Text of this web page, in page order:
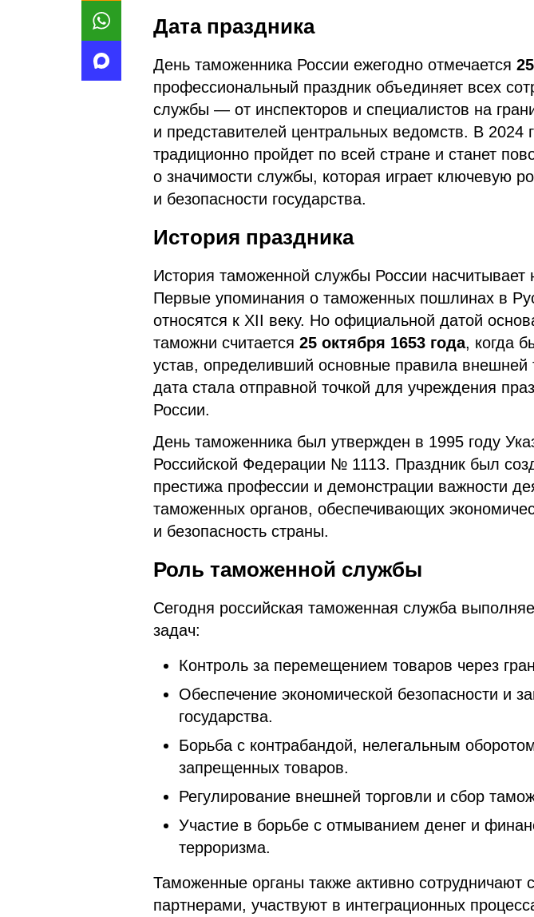
Дата праздника
День таможенника России ежегодно отмечается
профессиональный праздник объединяет всех
службы — от инспекторов и специалистов на
и представителей центральных ведомств. В 2024
традиционно пройдет по всей стране и станет
о значимости службы, которая играет ключевую
и безопасности государства.
История праздника
История таможенной службы России насчитывает
Первые упоминания о таможенных пошлинах в
относятся к XII веку. Но официальной датой
таможни считается 25 октября 1653 года, когда
устав, определивший основные правила внешней
дата стала отправной точкой для учреждения
России.
День таможенника был утвержден в 1995 году
Российской Федерации № 1113. Праздник был
престижа профессии и демонстрации важности
таможенных органов, обеспечивающих
и безопасность страны.
Роль таможенной службы
Сегодня российская таможенная служба
задач:
Контроль за перемещением товаров через
Обеспечение экономической безопасности и
государства.
Борьба с контрабандой, нелегальным
запрещенных товаров.
Регулирование внешней торговли и сбор
Участие в борьбе с отмыванием денег и
терроризма.
Таможенные органы также активно
партнерами, участвуют в интеграционных